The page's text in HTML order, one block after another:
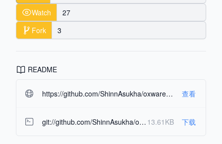
Watch
27
Fork
3
README
https://github.com/ShinnAsukha/oxware-hypervisor.git#readme-ov-file 查看
git://github.com/ShinnAsukha/oxware-hypervisor.git 13.61KB 下载